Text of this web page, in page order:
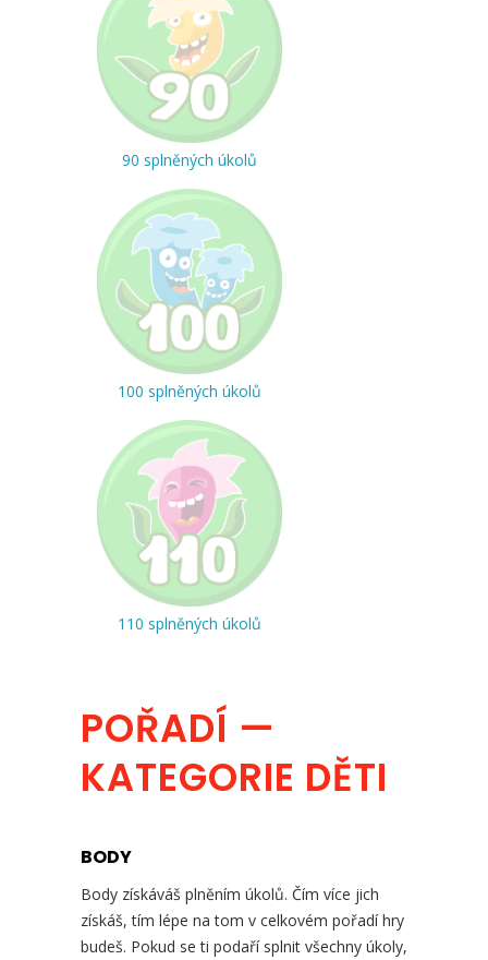
90 splněných úkolů
100 splněných úkolů
110 splněných úkolů
POŘADÍ —
KATEGORIE DĚTI
BODY
Body získáváš plněním úkolů. Čím více jich
získáš, tím lépe na tom v celkovém pořadí hry
budeš. Pokud se ti podaří splnit všechny úkoly,